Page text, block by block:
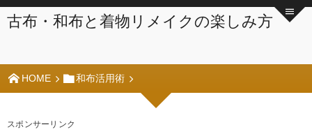
古布・和布と着物リメイクの楽しみ方
HOME 和布活用術
スポンサーリンク